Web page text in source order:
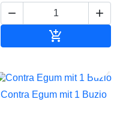
 

Contra Egum mit 1 Buzio